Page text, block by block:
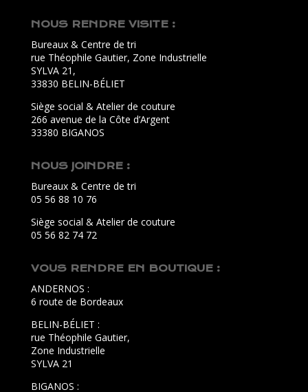
NOUS RENDRE VISITE :
Bureaux & Centre de tri
rue Théophile Gautier, Zone Industrielle
SYLVA 21,
33830 BELIN-BÉLIET
Siège social & Atelier de couture
266 avenue de la Côte d’Argent
33380 BIGANOS
NOUS JOINDRE :
Bureaux & Centre de tri
05 56 88 10 76
Siège social & Atelier de couture
05 56 82 74 72
VOUS RENDRE EN BOUTIQUE :
ANDERNOS :
6 route de Bordeaux
BELIN-BÉLIET :
rue Théophile Gautier,
Zone Industrielle
SYLVA 21
BIGANOS :